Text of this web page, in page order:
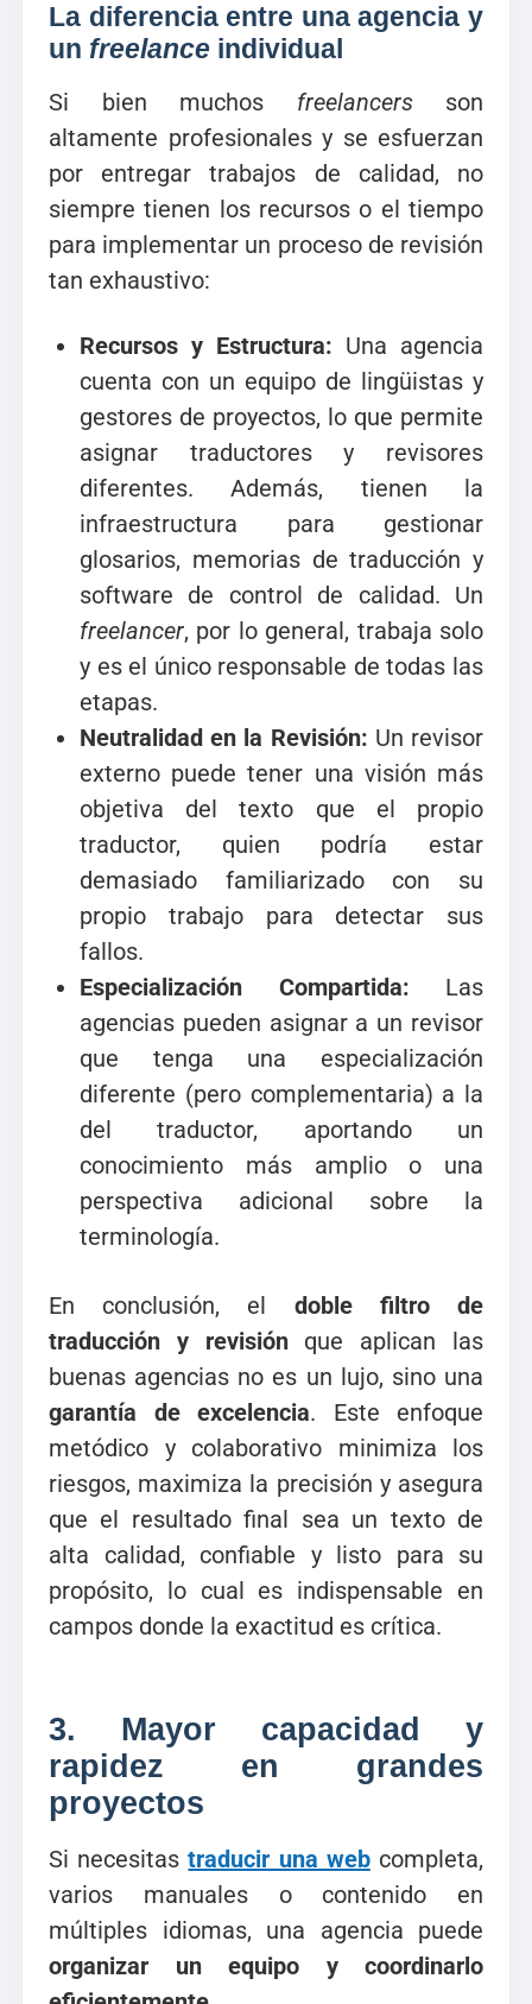
La diferencia entre una agencia y
un freelance individual
Si bien muchos freelancersson
altamente profesionales y se esfuerzan
por entregar trabajos de calidad, no
siempre tienen los recursos o el tiempo
para implementar un proceso de revisión
tan exhaustivo:
Recursos y Estructura: Una agencia
cuenta con un equipo de lingüistas y
gestores de proyectos, lo que permite
asignar traductores y revisores
diferentes. Además, tienen la
infraestructura para gestionar
glosarios, memorias de traducción y
software de control de calidad. Un
freelancer, por lo general, trabaja solo
y es el único responsable de todas las
etapas.
Neutralidad en la Revisión: Un revisor
externo puede tener una visión más
objetiva del texto que el propio
traductor, quien podría estar
demasiado familiarizado con su
propio trabajo para detectar sus
fallos.
Especialización Compartida: Las
agencias pueden asignar a un revisor
que tenga una especialización
diferente (pero complementaria) a la
del traductor, aportando un
conocimiento más amplio o una
perspectiva adicional sobre la
terminología.
En conclusión, el doble filtro de
traducción y revisiónque aplican las
buenas agencias no es un lujo, sino una
garantía de excelencia. Este enfoque
metódico y colaborativo minimiza los
riesgos, maximiza la precisión y asegura
que el resultado final sea un texto de
alta calidad, confiable y listo para su
propósito, lo cual es indispensable en
campos donde la exactitud es crítica.
3. Mayor capacidad y
rapidez en grandes
proyectos
Si necesitastraducir una webcompleta,
varios manuales o contenido en
múltiples idiomas, una agencia puede
organizar un equipo y coordinarlo